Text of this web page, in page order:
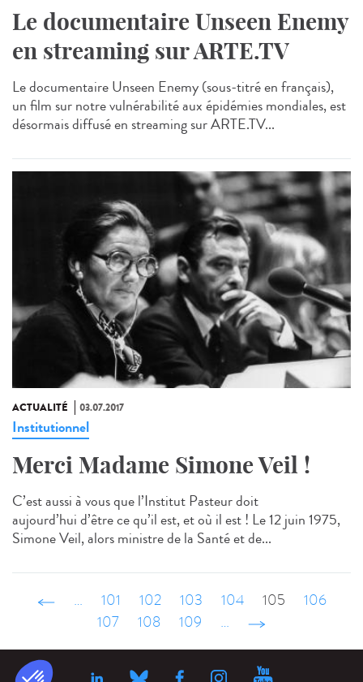
Le documentaire Unseen Enemy
en streaming sur ARTE.TV
Le documentaire Unseen Enemy (sous-titré en français),
un film sur notre vulnérabilité aux épidémies mondiales, est
désormais diffusé en streaming sur ARTE.TV...
ACTUALITÉ 03.07.2017
Institutionnel
Merci Madame Simone Veil !
C’est aussi à vous que l’Institut Pasteur doit
aujourd’hui d’être ce qu’il est, et où il est ! Le 12 juin 1975,
Simone Veil, alors ministre de la Santé et de...
‹ précédent
… 101 102 103 104 105
106
107
108 109 … suivant ›